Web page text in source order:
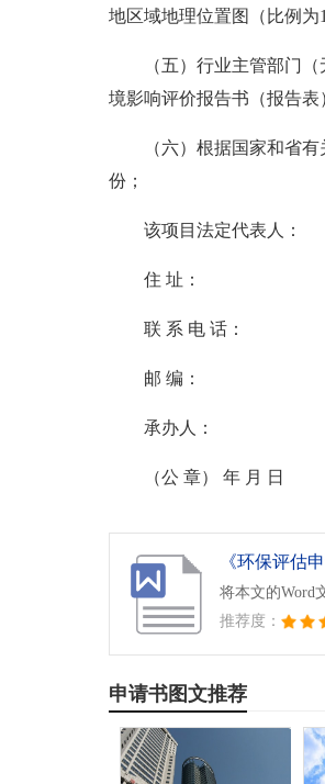
地区域地理位置图（比例为
（五）行业主管部门
境影响评价报告书（报告表
（六）根据国家和省
份；
该项目法定代表人：
住 址：
联 系 电 话：
邮 编：
承办人：
（公 章） 年 月 日
《环保评估
将本文的Word
推荐度：
申请书图文推荐